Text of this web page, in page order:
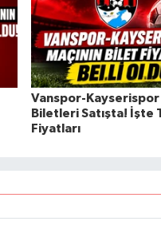
Vanspor-Kayserispor
Biletleri Satışta! İşte
Fiyatları